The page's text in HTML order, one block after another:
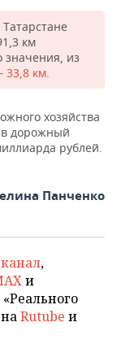
км
значения, из
33,8 км
хозяйства
в дорожный
рублей.
Панченко
,
и
«Реального
Rutube и